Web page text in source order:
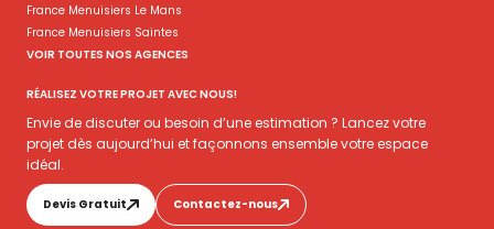
France Menuisiers Le Mans
France Menuisiers Saintes
VOIR TOUTES NOS AGENCES
RÉALISEZ VOTRE PROJET AVEC NOUS!
Envie de discuter ou besoin d’une estimation ? Lancez votre
projet dès aujourd’hui et façonnons ensemble votre espace
idéal.
Devis Gratuit Contactez-nous